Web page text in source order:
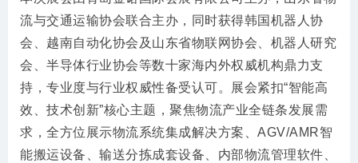
流与交通运输协会联合主办，同时获得韩国机器人协
会、越南自动化协会及山东省物联网协会、机器人研究
会、半导体行业协会等数十家海内外权威机构鼎力支
持，专业度与行业权威性备受认可。展会紧扣“智能高
效、技术创新”核心主题，聚焦物流产业全链条发展需
求，全方位展示物流系统集成解决方案、AGV/AMR智
能搬运设备、输送分拣成套设备、内部物流管理软件、